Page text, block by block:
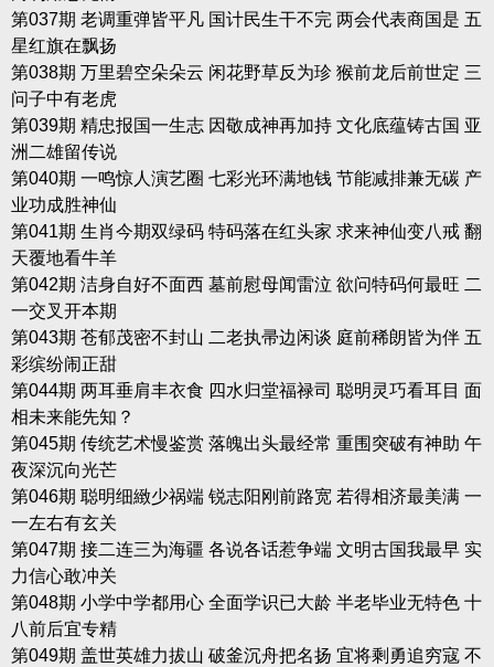
第037期 老调重弹皆平凡 国计民生干不完 两会代表商国是 五
星红旗在飘扬
第038期 万里碧空朵朵云 闲花野草反为珍 猴前龙后前世定 三
问子中有老虎
第039期 精忠报国一生志 因敬成神再加持 文化底蕴铸古国 亚
洲二雄留传说
第040期 一鸣惊人演艺圈 七彩光环满地钱 节能减排兼无碳 产
业功成胜神仙
第041期 生肖今期双绿码 特码落在红头家 求来神仙变八戒 翻
天覆地看牛羊
第042期 洁身自好不面西 墓前慰母闻雷泣 欲问特码何最旺 二
一交叉开本期
第043期 苍郁茂密不封山 二老执帚边闲谈 庭前稀朗皆为伴 五
彩缤纷闹正甜
第044期 两耳垂肩丰衣食 四水归堂福禄司 聪明灵巧看耳目 面
相未来能先知？
第045期 传统艺术慢鉴赏 落魄出头最经常 重围突破有神助 午
夜深沉向光芒
第046期 聪明细緻少祸端 锐志阳刚前路宽 若得相济最美满 一
一左右有玄关
第047期 接二连三为海疆 各说各话惹争端 文明古国我最早 实
力信心敢冲关
第048期 小学中学都用心 全面学识已大龄 半老毕业无特色 十
八前后宜专精
第049期 盖世英雄力拔山 破釜沉舟把名扬 宜将剩勇追穷寇 不